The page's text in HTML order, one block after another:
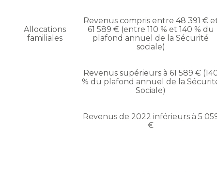
Allocations
familiales
Revenus compris entre 48 391 €
61 589 € (entre 110 % et 140 % du
plafond annuel de la Sécurité
sociale)
Revenus supérieurs à 61 589 €
% du plafond annuel de la
Sociale)
Revenus de 2022 inférieurs à 5
€